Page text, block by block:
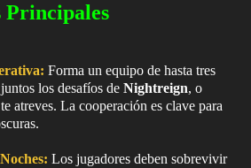
Principales
Forma un equipo de hasta tres
los desafíos de Nightreign, o
atreves. La cooperación es clave para
Los jugadores deben sobrevivir